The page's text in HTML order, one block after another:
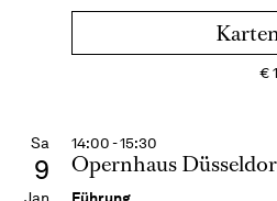
€
Sa
9
14:00 - 15:30
Opernhaus